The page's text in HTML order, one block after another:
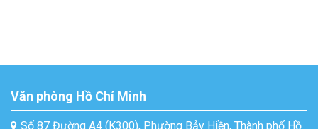
Văn phòng Hồ Chí Minh
Số 87 Đường A4 (K300), Phường Bảy Hiền, Thành phố Hồ